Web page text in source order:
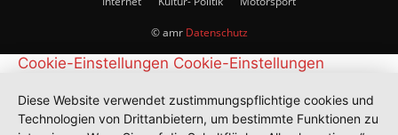
© amr Datenschutz
Cookie-Einstellungen Cookie-Einstellungen
Diese Website verwendet zustimmungspflichtige cookies und
Technologien von Drittanbietern, um bestimmte Funktionen zu